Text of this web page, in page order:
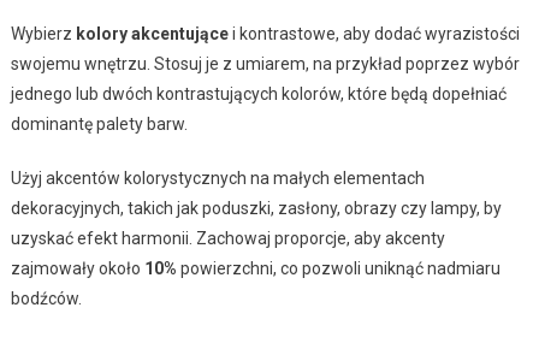
Wybierz kolory akcentującei kontrastowe, aby dodać wyrazistości
swojemu wnętrzu. Stosuj je z umiarem, na przykład poprzez wybór
jednego lub dwóch kontrastujących kolorów, które będą dopełniać
dominantę palety barw.
Użyj akcentów kolorystycznych na małych elementach
dekoracyjnych, takich jak poduszki, zasłony, obrazy czy lampy, by
uzyskać efekt harmonii. Zachowaj proporcje, aby akcenty
zajmowały około 10% powierzchni, co pozwoli uniknąć nadmiaru
bodźców.